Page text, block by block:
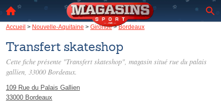
Accueil > Nouvelle-Aquitaine > Gironde>Bordeaux
Transfert skateshop
Cette fiche présente "Transfert skateshop", magasin situé rue du palais
gallien, 33000 Bordeaux.
109 Rue du Palais Gallien
33000 Bordeaux